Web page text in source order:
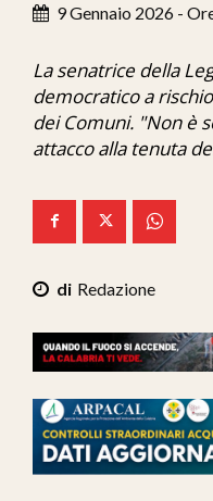
Sanità
Economia
Ita-Mondo
We Calabria
9 Gennaio 2026 -
La senatrice della
democratico a
dei Comuni. "Non è
attacco alla tenuta
Redazione